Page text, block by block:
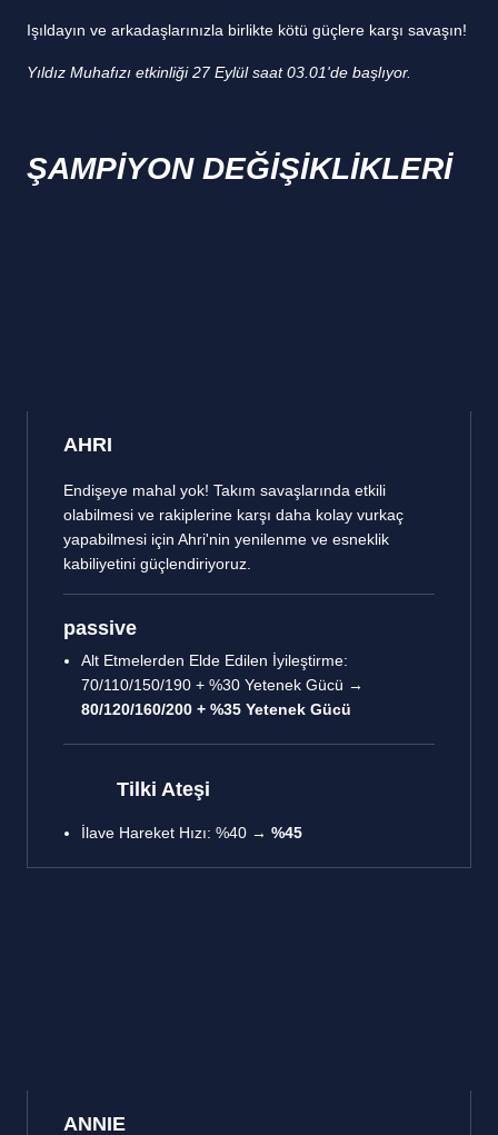
Işıldayın ve arkadaşlarınızla birlikte kötü güçlere karşı savaşın!
Yıldız Muhafızı etkinliği 27 Eylül saat 03.01'de başlıyor.
ŞAMPİYON DEĞİŞİKLİKLERİ
AHRI
Endişeye mahal yok! Takım savaşlarında etkili
olabilmesi ve rakiplerine karşı daha kolay vurkaç
yapabilmesi için Ahri'nin yenilenme ve esneklik
kabiliyetini güçlendiriyoruz.
passive
Alt Etmelerden Elde Edilen İyileştirme:
70/110/150/190 + %30 Yetenek Gücü →
80/120/160/200 + %35 Yetenek Gücü
Tilki Ateşi
İlave Hareket Hızı: %40 → %45
ANNIE